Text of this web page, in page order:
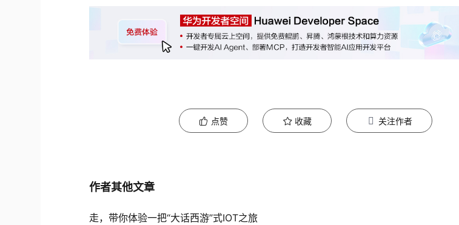
点赞 收藏 关注作者
作者其他文章
走，带你体验一把“大话西游”式IOT之旅